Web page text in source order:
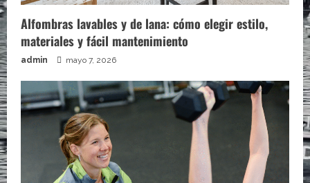
Alfombras lavables y de lana: cómo elegir estilo,
materiales y fácil mantenimiento
admin mayo 7, 2026